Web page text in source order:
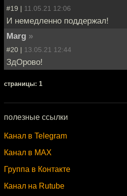
#19 | 11.05.21 12:06
И немедленно поддержал!
Marg »
#20 | 13.05.21 12:44
ЗдОрово!
cтраницы: 1
полезные ссылки
Канал в Telegram
Канал в MAX
Группа в Контакте
Канал на Rutube